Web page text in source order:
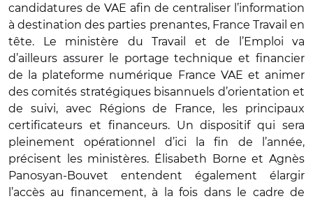
candidatures de VAE afin de centraliser l’information
à destination des parties prenantes, France Travail en
tête. Le ministère du Travail et de l’Emploi va
d’ailleurs assurer le portage technique et financier
de la plateforme numérique France VAE et animer
des comités stratégiques bisannuels d’orientation et
de suivi, avec Régions de France, les principaux
certificateurs et financeurs. Un dispositif qui sera
pleinement opérationnel d’ici la fin de l’année,
précisent les ministères. Élisabeth Borne et Agnès
Panosyan-Bouvet entendent également élargir
l’accès au financement, à la fois dans le cadre de